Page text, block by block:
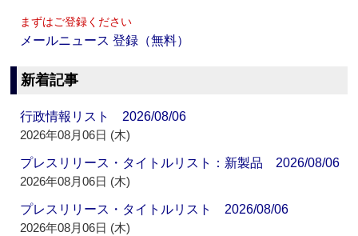
まずはご登録ください
メールニュース 登録（無料）
新着記事
行政情報リスト 2026/08/06
2026年08月06日 (木)
プレスリリース・タイトルリスト：新製品 2026/08/06
2026年08月06日 (木)
プレスリリース・タイトルリスト 2026/08/06
2026年08月06日 (木)